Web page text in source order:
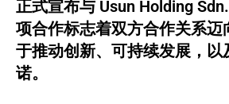
正式宣布与 Usun Holding
项合作标志着双方合作关系
于推动创新、可持续发展，
诺。